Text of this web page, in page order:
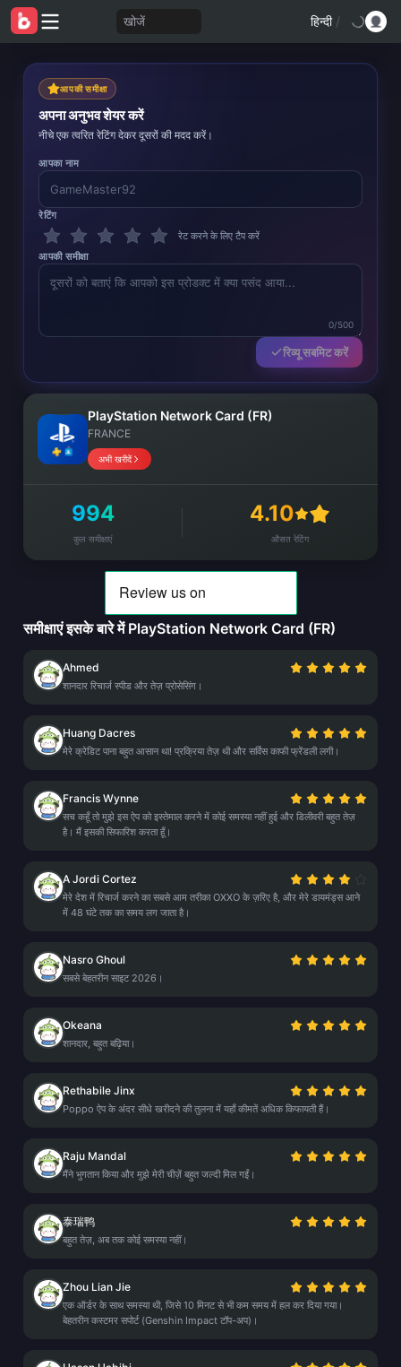
खोजें हिन्दी /
आपकी समीक्षा
अपना अनुभव शेयर करें
नीचे एक त्वरित रेटिंग देकर दूसरों की मदद करें।
आपका नाम
रेटिंग
रेट करने के लिए टैप करें
आपकी समीक्षा
0/500
रिव्यू सबमिट करें
PlayStation Network Card (FR)
FRANCE
अभी खरीदें
994
कुल समीक्षाएं
4.10
औसत रेटिंग
समीक्षाएं इसके बारे में PlayStation Network Card (FR)
Ahmed
शानदार रिचार्ज स्पीड और तेज़ प्रोसेसिंग।
Huang Dacres
मेरे क्रेडिट पाना बहुत आसान था! प्रक्रिया तेज़ थी और सर्विस काफी फ्रेंडली लगी।
Francis Wynne
सच कहूँ तो मुझे इस ऐप को इस्तेमाल करने में कोई समस्या नहीं हुई और डिलीवरी बहुत तेज़
है। मैं इसकी सिफारिश करता हूँ।
A Jordi Cortez
मेरे देश में रिचार्ज करने का सबसे आम तरीका OXXO के ज़रिए है, और मेरे डायमंड्स आने
में 48 घंटे तक का समय लग जाता है।
Nasro Ghoul
सबसे बेहतरीन साइट 2026।
Okeana
शानदार, बहुत बढ़िया।
Rethabile Jinx
Poppo ऐप के अंदर सीधे खरीदने की तुलना में यहाँ कीमतें अधिक किफायती हैं।
Raju Mandal
मैंने भुगतान किया और मुझे मेरी चीज़ें बहुत जल्दी मिल गईं।
泰瑞鸭
बहुत तेज़, अब तक कोई समस्या नहीं।
Zhou Lian Jie
एक ऑर्डर के साथ समस्या थी, जिसे 10 मिनट से भी कम समय में हल कर दिया गया।
बेहतरीन कस्टमर सपोर्ट (Genshin Impact टॉप-अप)।